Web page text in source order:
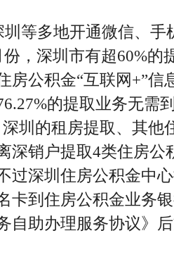
圳等多地开通微信、手
，深圳市有超60%的
房公积金“互联网+”信
的提取业务无需
圳的租房提取、其他
深销户提取4类住房公
过深圳住房公积金中
卡到住房公积金业务
自助办理服务协议》